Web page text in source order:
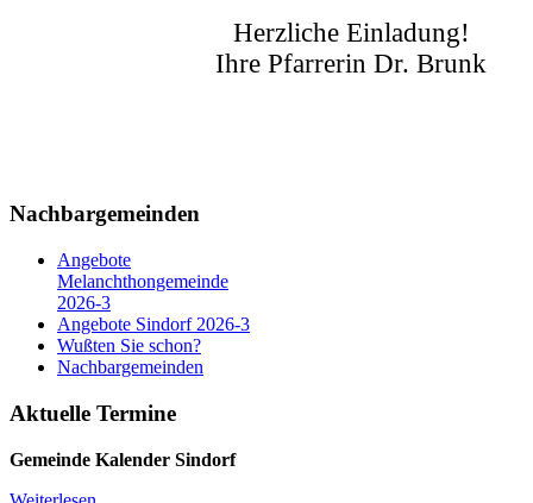
Herzliche Einladung!
Ihre Pfarrerin Dr. Brunk
Nachbargemeinden
Angebote
Melanchthongemeinde
2026-3
Angebote Sindorf 2026-3
Wußten Sie schon?
Nachbargemeinden
Aktuelle Termine
Gemeinde Kalender Sindorf